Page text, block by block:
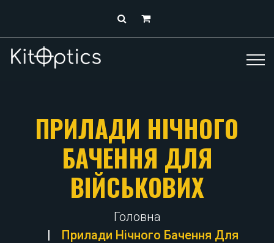
ПРИЛАДИ НІЧНОГО
БАЧЕННЯ ДЛЯ
ВІЙСЬКОВИХ
Головна
Прилади Нічного Бачення Для